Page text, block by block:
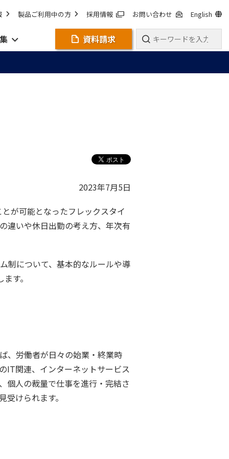
製品ご利用中の方 採用情報 お問い合わせ English
資料請求
2023年7月5日
が可能となったフレックスタイ
違いや休日出勤の考え方、年次有
制について、基本的なルールや導
す。
、労働者が日々の始業・終業時
IT関連、インターネットサービス
個人の裁量で仕事を進行・完結さ
けられます。